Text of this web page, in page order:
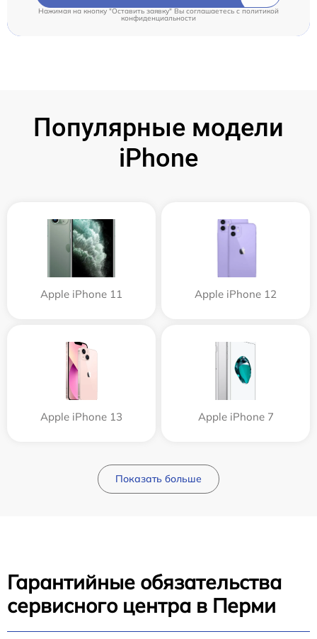
Нажимая на кнопку "Оставить заявку" Вы соглашаетесь cполитикой
конфиденциальности
Популярные модели
iPhone
Apple iPhone 11 Apple iPhone 12
Apple iPhone 13 Apple iPhone 7
Показать больше
Гарантийные обязательства
сервисного центра в Перми